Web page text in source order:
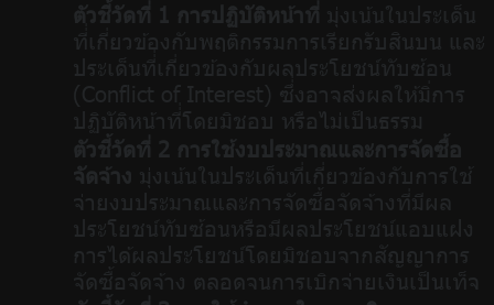
ตัวชี้วัดที่ 1 การปฏิบัติหน้าที่
มุ่งเน้นในประเด็น
ที่่เกี่ยวข้องกับพฤติกรรมการเรียกรับสินบน และ
ประเด็นที่่เกี่ยวข้องกับผลประโยชน์ทับซ้อน
(Conflict of Interest) ซึ่่งอาจส่งผลให้มิ่การ
ปฏิบัติหน้าที่่โดยมิชอบ หรือไม่เป็นธรรม
ตัวชี้วัดที่ 2 การใช้งบประมาณและการจัดซื้อ
จัดจ้าง มุ่งเน้นในประเด็นที่เกี่ยวข้องกับการใช้
จ่ายงบประมาณและการจัดซื้อจัดจ้างที่มีผล
ประโยชน์ทับซ้อนหรือมีผลประโยชน์แอบแฝง
การได้ผลประโยชน์โดยมิชอบจากสัญญาการ
จัดซื้อจัดจ้าง ตลอดจนการเบิกจ่ายเงินเป็นเท็จ